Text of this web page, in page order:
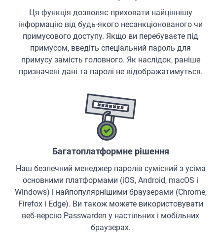
Ця функція дозволяє приховати найціннішу
інформацію від будь-якого несанкціонованого чи
примусового доступу. Якщо ви перебуваєте під
примусом, введіть спеціальний пароль для
примусу замість головного. Як наслідок, раніше
призначені дані та паролі не відображатимуться.
Багатоплатформне рішення
Наш безпечний менеджер паролів сумісний з усіма
основними платформами (iOS, Android, macOS і
Windows) і найпопулярнішими браузерами (Chrome,
Firefox і Edge). Ви також можете використовувати
веб-версію Passwarden у настільних і мобільних
браузерах.